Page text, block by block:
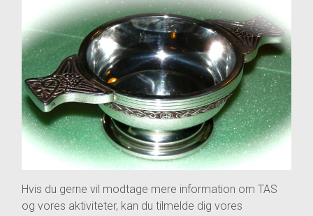
Hvis du gerne vil modtage mere information om TAS
og vores aktiviteter, kan du tilmelde dig vores